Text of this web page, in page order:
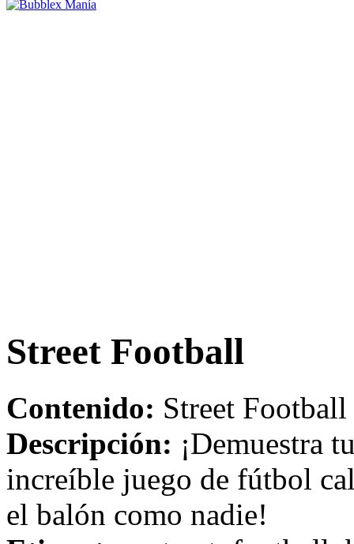
Street Football
Contenido: Street
Descripción: ¡Demuestra
increíble juego de fútbol
el balón como nadie!